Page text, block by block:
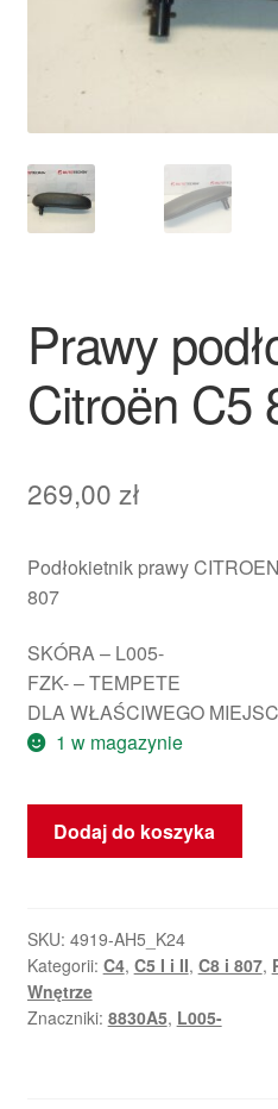
Polityka prywatności
Skarga
Zamówienia
Zasady i warunki
Prawy
Citroën C5
269,00 zł
Podłokietnik prawy
807
SKÓRA – L005-
FZK- – TEMPETE
DLA WŁAŚCIWEGO
1 w magazynie
ilość
Prawy
C5
8830A5
Dodaj do koszyka
SKU: 4919-AH5_K24
Kategorii: C4, C5 I i II, C8 i 807,
Wnętrze
Znaczniki: 8830A5, L005-